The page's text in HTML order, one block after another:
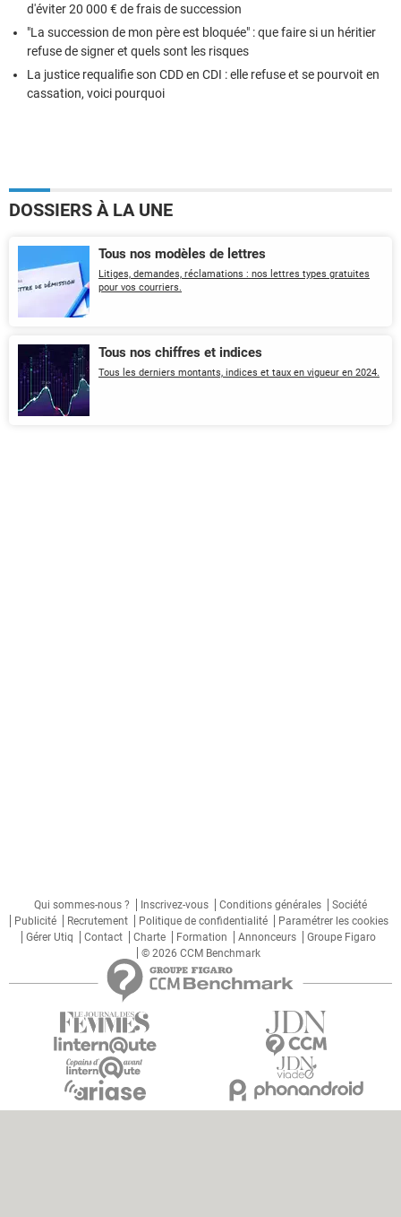
d'éviter 20 000 € de frais de succession
"La succession de mon père est bloquée" : que faire si un héritier
refuse de signer et quels sont les risques
La justice requalifie son CDD en CDI : elle refuse et se pourvoit en
cassation, voici pourquoi
DOSSIERS À LA UNE
Tous nos modèles de lettres
Litiges, demandes, réclamations : nos lettres types gratuites
pour vos courriers.
Tous nos chiffres et indices
Tous les derniers montants, indices et taux en vigueur en 2024.
Qui sommes-nous ? Inscrivez-vous Conditions générales
Société
Publicité
Recrutement Politique de confidentialité
Paramétrer les cookies
Gérer Utiq
Contact Charte Formation Annonceurs
Groupe Figaro
© 2026 CCM Benchmark